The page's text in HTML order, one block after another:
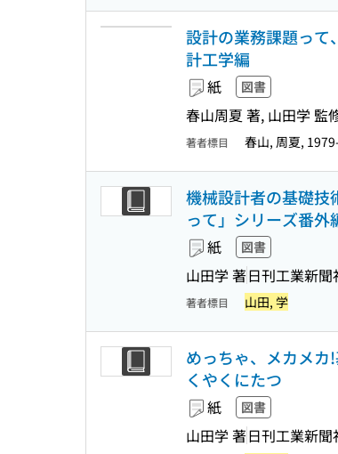
設計の業務課題って
計工学編
紙 図書
春山周夏 著, 山田学 監
著者標目 春山, 周夏,
機械設計者の基礎技
って」シリーズ番外
紙 図書
山田学 著日刊工業新聞
著者標目 山田, 学
めっちゃ、メカメカ
くやくにたつ
紙 図書
山田学 著日刊工業新聞